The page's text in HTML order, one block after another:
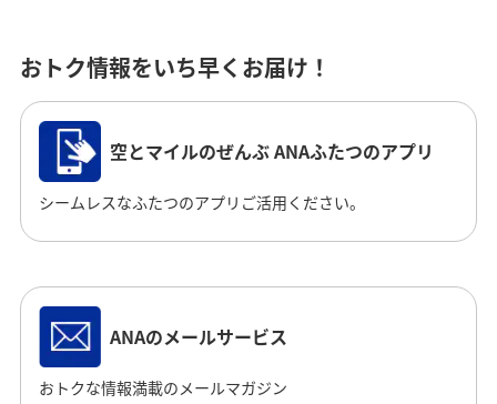
おトク情報をいち早くお届け！
空とマイルのぜんぶ ANAふたつのアプリ
シームレスなふたつのアプリご活用ください。
ANAのメールサービス
おトクな情報満載のメールマガジン